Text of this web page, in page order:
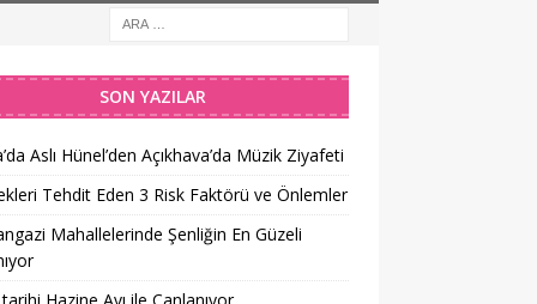
SON YAZILAR
Aslı Hünel’den Açıkhava’da Müzik Ziyafeti
Tehdit Eden 3 Risk Faktörü ve Önlemler
Mahallelerinde Şenliğin En Güzeli